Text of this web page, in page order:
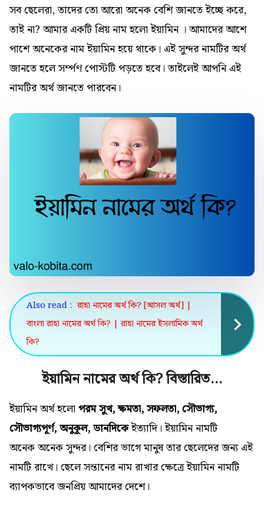
সব ছেলেরা,তাদের তো আরো অনেক বেশি জানতে ইচ্ছে করে,
তাই না? আমার একটি প্রিয় নাম হলো ইয়ামিন । আমাদের আশে
পাশে অনেকের নাম ইয়ামিন হয়ে থাকে। এই সুন্দর নামটির অর্থ
জানতে হলেসর্ম্পণপোস্টটি পড়তে হবে। তাইলেই আপনি এই
নামটির অর্থ জানতে পারবেন।
Also read : রাহা নামের অর্থ কি? [আসল অর্থ] |
বাংলা রাহা নামের অর্থ কি? | রাহা নামের ইসলামিক অর্থ
কি?
ইয়ামিন নামের অর্থ কি? বিস্তারিত…
ইয়ামিন অর্থ হলো পরম সুখ, ক্ষমতা, সফলতা, সৌভাগ্য,
সৌভাগ্যপূর্ণ, অনুকূল, ডানদিকেইত্যাদি। ইয়ামিন নামটি
অনেকঅনেকসুন্দর। বেশির ভাগে মানুষ তার ছেলেদের জন্য এই
নামটি রাখে। ছেলে সন্তানের নাম রাখার ক্ষেত্রে ইয়ামিন নামটি
ব্যাপকভাবে জনপ্রিয় আমাদের দেশে।